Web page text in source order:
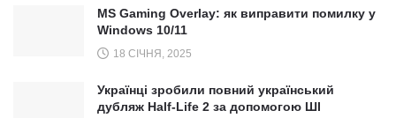
MS Gaming Overlay: як виправити помилку у
Windows 10/11
18 СІЧНЯ, 2025
Українці зробили повний український
дубляж Half-Life 2 за допомогою ШІ